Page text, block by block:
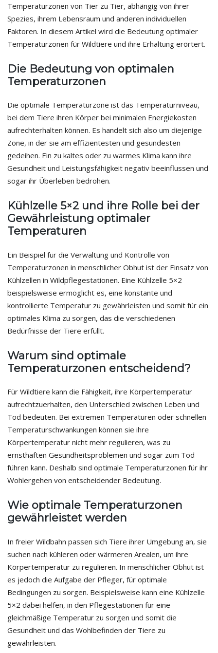
Temperaturzonen von Tier zu Tier, abhängig von ihrer
Spezies, ihrem Lebensraum und anderen individuellen
Faktoren. In diesem Artikel wird die Bedeutung optimaler
Temperaturzonen für Wildtiere und ihre Erhaltung erörtert.
Die Bedeutung von optimalen
Temperaturzonen
Die optimale Temperaturzone ist das Temperaturniveau,
bei dem Tiere ihren Körper bei minimalen Energiekosten
aufrechterhalten können. Es handelt sich also um diejenige
Zone, in der sie am effizientesten und gesundesten
gedeihen. Ein zu kaltes oder zu warmes Klima kann ihre
Gesundheit und Leistungsfähigkeit negativ beeinflussen und
sogar ihr Überleben bedrohen.
Kühlzelle 5×2 und ihre Rolle bei der
Gewährleistung optimaler
Temperaturen
Ein Beispiel für die Verwaltung und Kontrolle von
Temperaturzonen in menschlicher Obhut ist der Einsatz von
Kühlzellen in Wildpflegestationen. Eine Kühlzelle 5×2
beispielsweise ermöglicht es, eine konstante und
kontrollierte Temperatur zu gewährleisten und somit für ein
optimales Klima zu sorgen, das die verschiedenen
Bedürfnisse der Tiere erfüllt.
Warum sind optimale
Temperaturzonen entscheidend?
Für Wildtiere kann die Fähigkeit, ihre Körpertemperatur
aufrechtzuerhalten, den Unterschied zwischen Leben und
Tod bedeuten. Bei extremen Temperaturen oder schnellen
Temperaturschwankungen können sie ihre
Körpertemperatur nicht mehr regulieren, was zu
ernsthaften Gesundheitsproblemen und sogar zum Tod
führen kann. Deshalb sind optimale Temperaturzonen für ihr
Wohlergehen von entscheidender Bedeutung.
Wie optimale Temperaturzonen
gewährleistet werden
In freier Wildbahn passen sich Tiere ihrer Umgebung an, sie
suchen nach kühleren oder wärmeren Arealen, um ihre
Körpertemperatur zu regulieren. In menschlicher Obhut ist
es jedoch die Aufgabe der Pfleger, für optimale
Bedingungen zu sorgen. Beispielsweise kann eine Kühlzelle
5×2 dabei helfen, in den Pflegestationen für eine
gleichmäßige Temperatur zu sorgen und somit die
Gesundheit und das Wohlbefinden der Tiere zu
gewährleisten.